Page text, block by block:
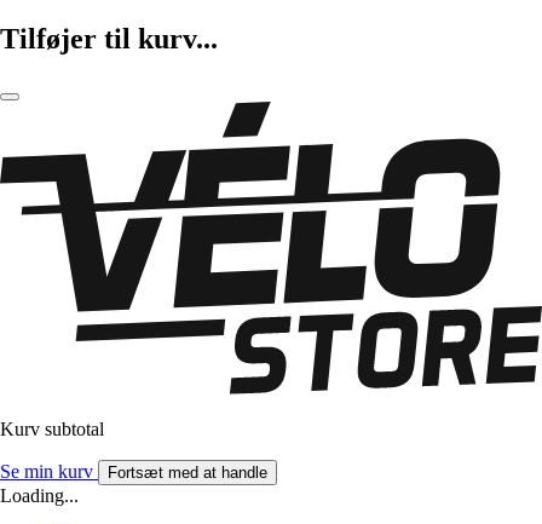
Tilføjer til kurv...
Kurv subtotal
Se min kurv Fortsæt med at handle
Loading...